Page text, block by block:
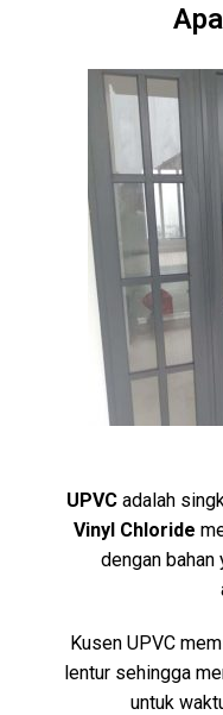
UPVC adalah
Vinyl Chloride
dengan bahan
Kusen UPVC
lentur sehingga
untuk